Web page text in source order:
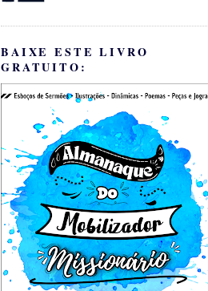
BAIXE ESTE LIVRO
GRATUITO: